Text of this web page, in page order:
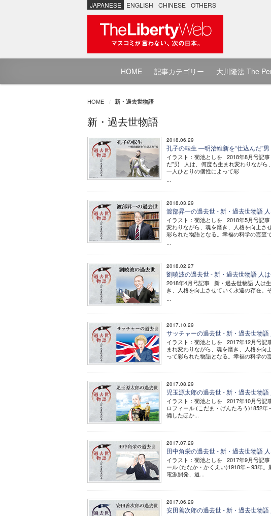
JAPANESE ENGLISH CHINESE OTHERS
HOME 記事カテゴリー 大川隆法 The
HOME 新・過去世物語
新・過去世物語
2018.06.29
孔子の転生 ―明治維新を“仕込んだ”
イラスト：菊池としを 2018年8月号記
だ"男 人は、何度も生まれ変わりながら
一人ひとりの個性によって彩
...
2018.03.29
渡部昇一の過去世 - 新・過去世物語
イラスト：菊池としを 2018年5月号記
変わりながら、魂を磨き、人格を向上さ
彩られた物語となる。幸福の科学の霊査
...
2018.02.27
劉暁波の過去世 - 新・過去世物語 人
2018年4月号記事 新・過去世物語 人は
き、人格を向上させていく永遠の存在。
...
2017.10.29
サッチャーの過去世 - 新・過去世物
イラスト：菊池としを 2017年12月号
まれ変わりながら、魂を磨き、人格を向
って彩られた物語となる。幸福の科学の
2017.08.29
児玉源太郎の過去世 - 新・過去世物
イラスト：菊池としを 2017年10月号
ロフィール (こだま・げんたろう)1852
備したほか...
2017.07.29
田中角栄の過去世 - 新・過去世物語
イラスト：菊池としを 2017年9月号記
ール (たなか・かくえい)1918年～93年
電源開発、道...
2017.06.29
安田善次郎の過去世 - 新・過去世物